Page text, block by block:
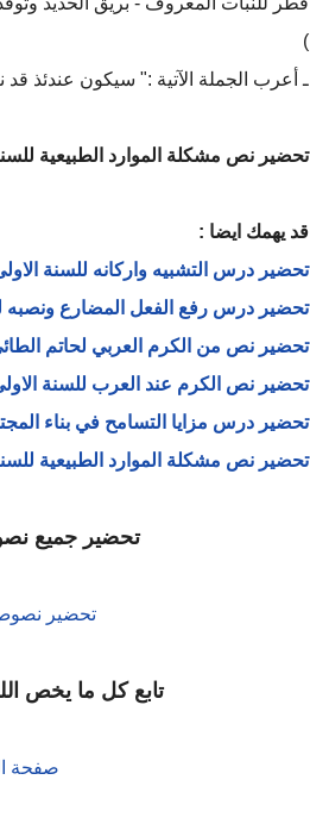
)
ـ أعرب الجملة الآتية :" سيكون عندئذ قد
تحضير نص مشكلة الموارد الطبيعية
قد يهمك ايضا :
تحضير درس التشبيه واركانه للسنة
تحضير درس رفع الفعل المضارع ونصبه
تحضير نص من الكرم العربي لحاتم
تحضير نص الكرم عند العرب للسنة الاولى 1 ثانوي
تحضير درس مزايا التسامح في بناء
تحضير نص مشكلة الموارد الطبيعية
تحضير جميع
تحضير نصوص
تابع كل ما يخص
صفحة